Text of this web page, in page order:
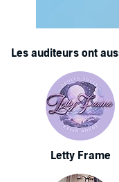
Les auditeurs ont
Letty Frame